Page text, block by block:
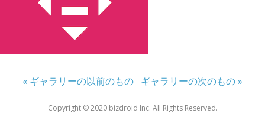
« ギャラリーの以前のもの ギャラリーの次のもの »
Copyright ©︎ 2020 bizdroid Inc. All Rights Reserved.